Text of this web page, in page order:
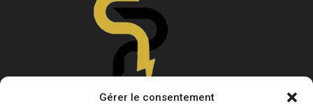
Gérer le consentement